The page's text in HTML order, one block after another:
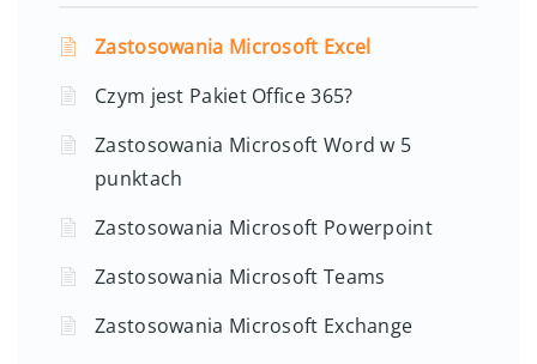
Zastosowania Microsoft Excel
Czym jest Pakiet Office 365?
Zastosowania Microsoft Word w 5
punktach
Zastosowania Microsoft Powerpoint
Zastosowania Microsoft Teams
Zastosowania Microsoft Exchange